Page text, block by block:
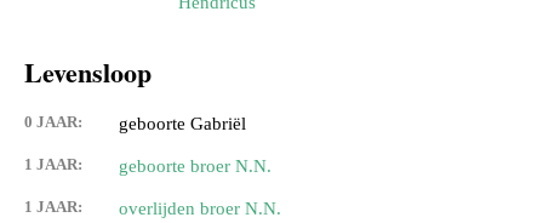
Levensloop
0 JAAR: geboorte Gabriël
1 JAAR: geboorte broer N.N.
1 JAAR: overlijden broer N.N.